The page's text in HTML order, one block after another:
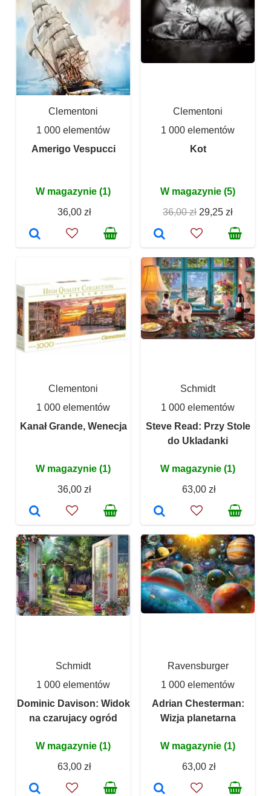
Clementoni
1 000 elementów
Amerigo Vespucci
W magazynie (1)
36,00 zł
Clementoni
1 000 elementów
Kot
W magazynie (5)
36,00 zł 29,25 zł
Clementoni
1 000 elementów
Kanał Grande, Wenecja
W magazynie (1)
36,00 zł
Schmidt
1 000 elementów
Steve Read: Przy Stole
do Ukladanki
W magazynie (1)
63,00 zł
Schmidt
1 000 elementów
Dominic Davison: Widok
na czarujacy ogród
W magazynie (1)
63,00 zł
Ravensburger
1 000 elementów
Adrian Chesterman:
Wizja planetarna
W magazynie (1)
63,00 zł